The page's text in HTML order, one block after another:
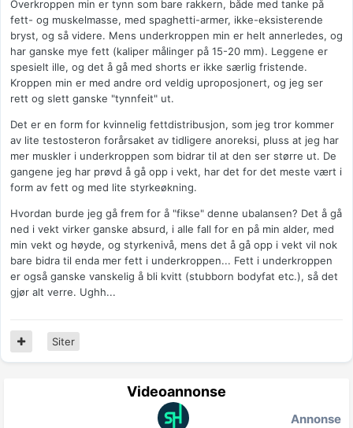
Overkroppen min er tynn som bare rakkern, både med tanke på
fett- og muskelmasse, med spaghetti-armer, ikke-eksisterende
bryst, og så videre. Mens underkroppen min er helt annerledes, og
har ganske mye fett (kaliper målinger på 15-20 mm). Leggene er
spesielt ille, og det å gå med shorts er ikke særlig fristende.
Kroppen min er med andre ord veldig uproposjonert, og jeg ser
rett og slett ganske "tynnfeit" ut.
Det er en form for kvinnelig fettdistribusjon, som jeg tror kommer
av lite testosteron forårsaket av tidligere anoreksi, pluss at jeg har
mer muskler i underkroppen som bidrar til at den ser større ut. De
gangene jeg har prøvd å gå opp i vekt, har det for det meste vært i
form av fett og med lite styrkeøkning.
Hvordan burde jeg gå frem for å "fikse" denne ubalansen? Det å gå
ned i vekt virker ganske absurd, i alle fall for en på min alder, med
min vekt og høyde, og styrkenivå, mens det å gå opp i vekt vil nok
bare bidra til enda mer fett i underkroppen... Fett i underkroppen
er også ganske vanskelig å bli kvitt (stubborn bodyfat etc.), så det
gjør alt verre. Ughh...
Siter
Videoannonse
Annonse